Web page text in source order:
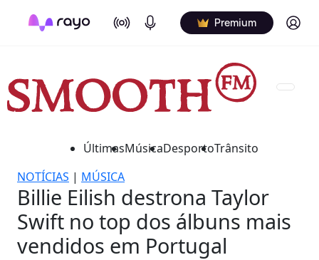
On Air Podcasts Premium Log in
ÚltimasMúsicaDesportoTrânsito
NOTÍCIAS | MÚSICA
Billie Eilish destrona Taylor
Swift no top dos álbuns mais
vendidos em Portugal